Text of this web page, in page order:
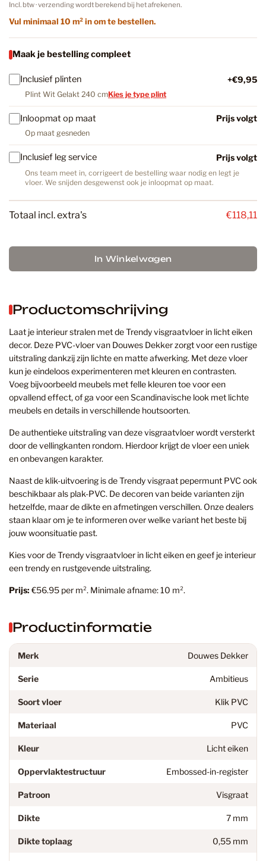
Incl. btw · verzending wordt berekend bij het afrekenen.
Vul minimaal 10 m² in om te bestellen.
Maak je bestelling compleet
Inclusief plinten +€9,95
Plint Wit Gelakt 240 cmKies je type plint
Inloopmat op maat Prijs volgt
Op maat gesneden
Inclusief leg service Prijs volgt
Ons team meet in, corrigeert de bestelling waar nodig en legt je
vloer. We snijden desgewenst ook je inloopmat op maat.
Totaal incl. extra's €118,11
In Winkelwagen
Productomschrijving
Laat je interieur stralen met de Trendy visgraatvloer in licht eiken
decor. Deze PVC-vloer van Douwes Dekker zorgt voor een rustige
uitstraling dankzij zijn lichte en matte afwerking. Met deze vloer
kun je eindeloos experimenteren met kleuren en contrasten.
Voeg bijvoorbeeld meubels met felle kleuren toe voor een
opvallend effect, of ga voor een Scandinavische look met lichte
meubels en details in verschillende houtsoorten.
De authentieke uitstraling van deze visgraatvloer wordt versterkt
door de vellingkanten rondom. Hierdoor krijgt de vloer een uniek
en onbevangen karakter.
Naast de klik-uitvoering is de Trendy visgraat pepermunt PVC ook
beschikbaar als plak-PVC. De decoren van beide varianten zijn
hetzelfde, maar de dikte en afmetingen verschillen. Onze dealers
staan klaar om je te informeren over welke variant het beste bij
jouw woonsituatie past.
Kies voor de Trendy visgraatvloer in licht eiken en geef je interieur
een trendy en rustgevende uitstraling.
Prijs:€56.95 per m². Minimale afname: 10 m².
Productinformatie
Merk Douwes Dekker
Serie Ambitieus
Soort vloer Klik PVC
Materiaal PVC
Kleur Licht eiken
Oppervlaktestructuur Embossed-in-register
Patroon Visgraat
Dikte 7 mm
Dikte toplaag 0,55 mm